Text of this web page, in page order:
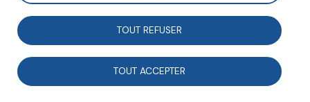
Il a participé avec des communications à plusieurs
colloques internationaux et a publié l’ouvrage intitulé «
dynamique de développement : cas de la Kabylie
», en
2006, aux éditions le Savoir de Tizi-Ouzou.
TOUT REFUSER
TOUT ACCEPTER